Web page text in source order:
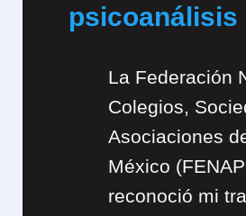
psicoanálisis
La Federación
Colegios,
Asociaciones
México
reconoció mi